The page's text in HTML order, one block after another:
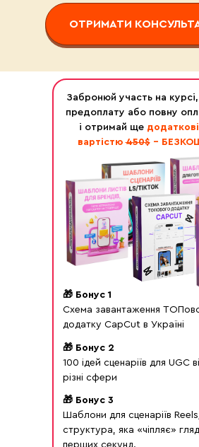
ОТРИМАТИ
🎁 Бонус 2
100 ідей сценаріїв для UGC
різні сфери
🎁 Бонус 3
Шаблони для сценаріїв
структура, яка «чіпляє»
перших секунд.
🎁 Бонус 1
Cхема завантаження
додатку CapCut в Україні
Забронюй участь на
предоплату або повну
і отримай ще
вартістю450$-